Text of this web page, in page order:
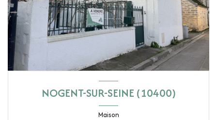
NOGENT-SUR-SEINE (10400)
Maison